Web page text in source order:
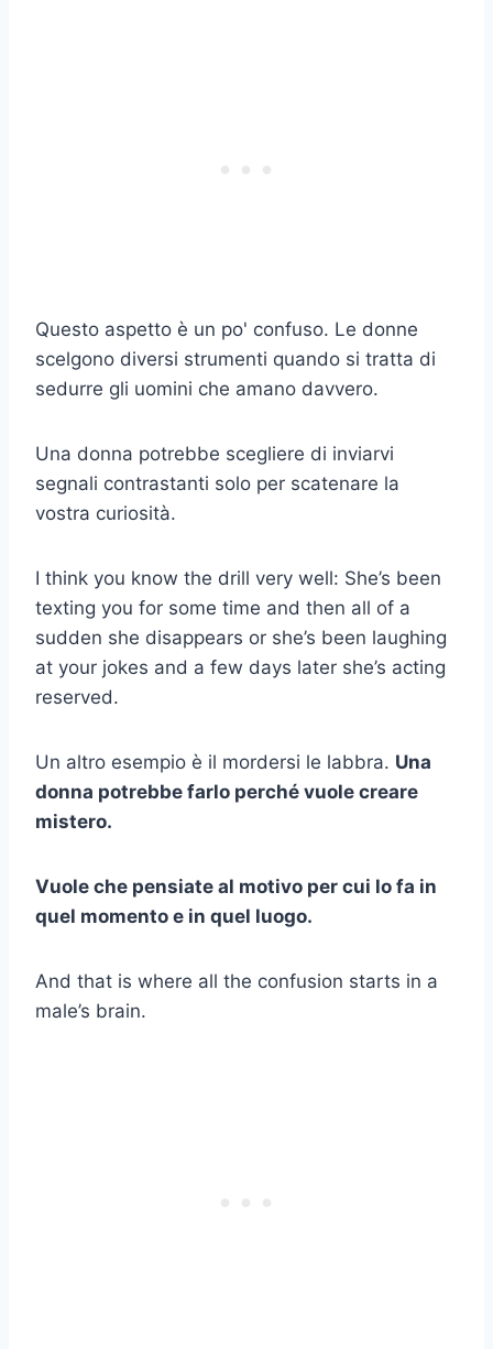
Questo aspetto è un po' confuso. Le donne
scelgono diversi strumenti quando si tratta di
sedurre gli uomini che amano davvero.
Una donna potrebbe scegliere di inviarvi
segnali contrastanti solo per scatenare la
vostra curiosità.
I think you know the drill very well: She’s been
texting you for some time and then all of a
sudden she disappears or she’s been laughing
at your jokes and a few days later she’s acting
reserved.
Un altro esempio è il mordersi le labbra. Una
donna potrebbe farlo perché vuole creare
mistero.
Vuole che pensiate al motivo per cui lo fa in
quel momento e in quel luogo.
And that is where all the confusion starts in a
male’s brain.